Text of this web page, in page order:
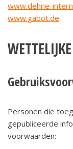
www.dehne-
www.gabot.de
Personen die
gepubliceerde
voorwaarden: